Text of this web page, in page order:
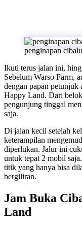
penginapan
Ikuti terus jalan ini,
Sebelum Warso Farm,
dengan papan
Happy Land. Dari
pengunjung tinggal
saja.
Di jalan kecil setelah
keterampilan
diperlukan. Jalur ini
untuk tepat 2 mobil
titik yang hanya bisa
bergiliran.
Jam Buka
Land